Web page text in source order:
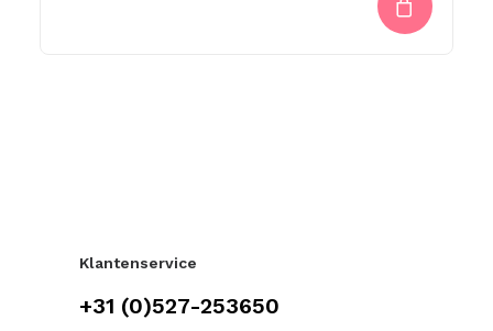
Klantenservice
+31 (0)527-253650